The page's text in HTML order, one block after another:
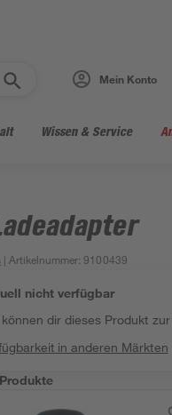
Mein Konto
Wissen & Service
| Artikelnummer:9100439
nicht verfügbar
dir dieses Produkt
in anderen Märkten